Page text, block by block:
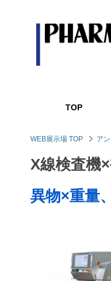
TOP
WEB展示場 TOP ア
X線検査機
異物×重量